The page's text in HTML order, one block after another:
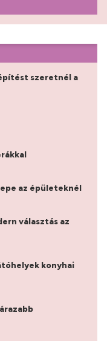
szeretnél a
az épületeknél
választás az
konyhai